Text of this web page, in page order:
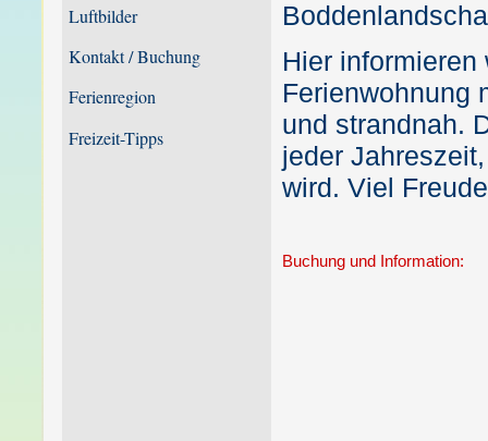
Luftbilder
Kontakt / Buchung
Ferienregion
Freizeit-Tipps
Hier
Ferienwohnung
und strandnah.
jeder
wird. Viel
Buchung und Information: